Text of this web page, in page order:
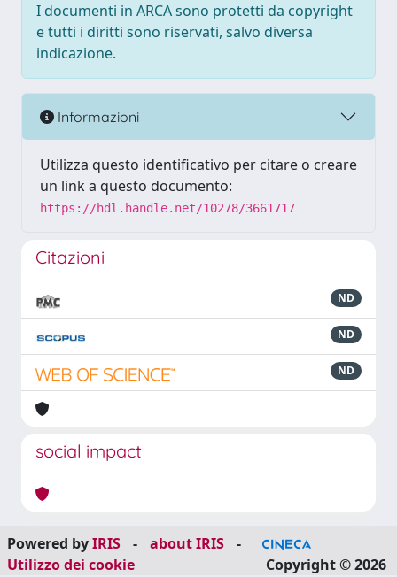
I documenti in ARCA sono protetti da copyright
e tutti i diritti sono riservati, salvo diversa
indicazione.
Informazioni
Utilizza questo identificativo per citare o creare
un link a questo documento:
https://hdl.handle.net/10278/3661717
Citazioni
ND
ND
ND
social impact
Powered byIRIS - about IRIS
-
Utilizzo dei cookie
Copyright © 2026